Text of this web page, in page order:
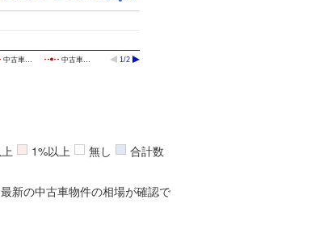
中古車… 中古車… 1/2
新の中古車物件の相場が確認で
1%以上 無し 合計数